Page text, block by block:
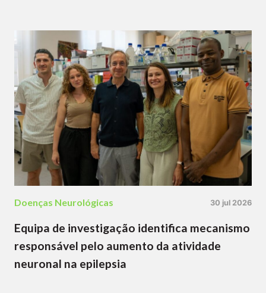
Doenças Neurológicas 30 jul 2026
Equipa de investigação identifica mecanismo
responsável pelo aumento da atividade
neuronal na epilepsia